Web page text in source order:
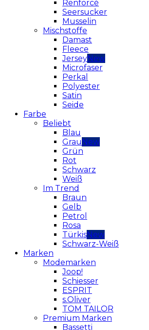
Renforcé
Seersucker
Musselin
Mischstoffe
Damast
Fleece
Jersey
Microfaser
Perkal
Polyester
Satin
Seide
Farbe
Beliebt
Blau
Grau
Grün
Rot
Schwarz
Weiß
Im Trend
Braun
Gelb
Petrol
Rosa
Türkis
Schwarz-Weiß
Marken
Modemarken
Joop!
Schiesser
ESPRIT
s.Oliver
TOM TAILOR
Premium Marken
Bassetti